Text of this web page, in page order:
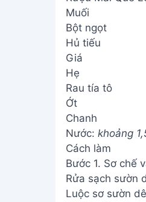
Muối
Bột ngọt
Hủ tiếu
Giá
Hẹ
Rau tía tô
Ớt
Chanh
Nước: khoảng
Cách làm
Bước 1. Sơ chế
Rửa sạch sườn
Luộc sơ sườn